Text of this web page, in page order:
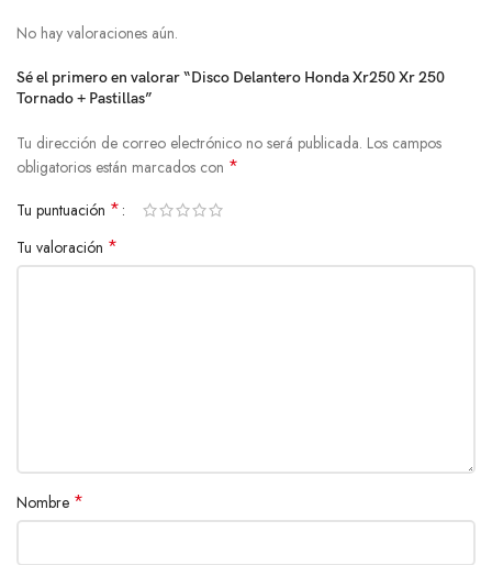
No hay valoraciones aún.
Sé el primero en valorar “Disco Delantero Honda Xr250 Xr 250
Tornado + Pastillas”
Tu dirección de correo electrónico no será publicada. Los campos
obligatorios están marcados con *
Tu puntuación *
Tu valoración *
Nombre *